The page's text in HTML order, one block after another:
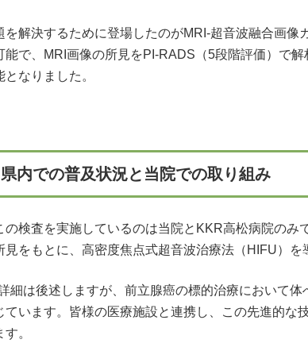
を解決するために登場したのがMRI-超音波融合画
能で、MRI画像の所見をPI-RADS（5段階評価）で
となりました。
内での普及状況と当院での取り組み
の検査を実施しているのは当院とKKR高松病院の
見をもとに、高密度焦点式超音波治療法（HIFU）
細は後述しますが、前立腺癌の標的治療において
ています。皆様の医療施設と連携し、この先進的
。